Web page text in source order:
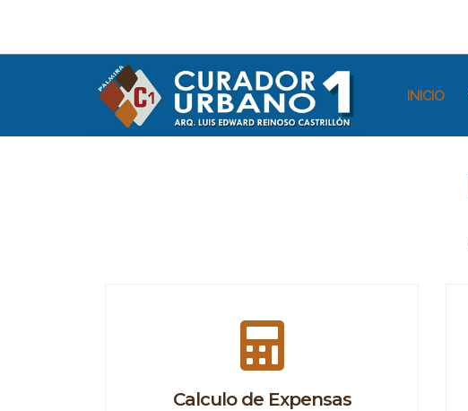
INICIO
Calculo de Expensas